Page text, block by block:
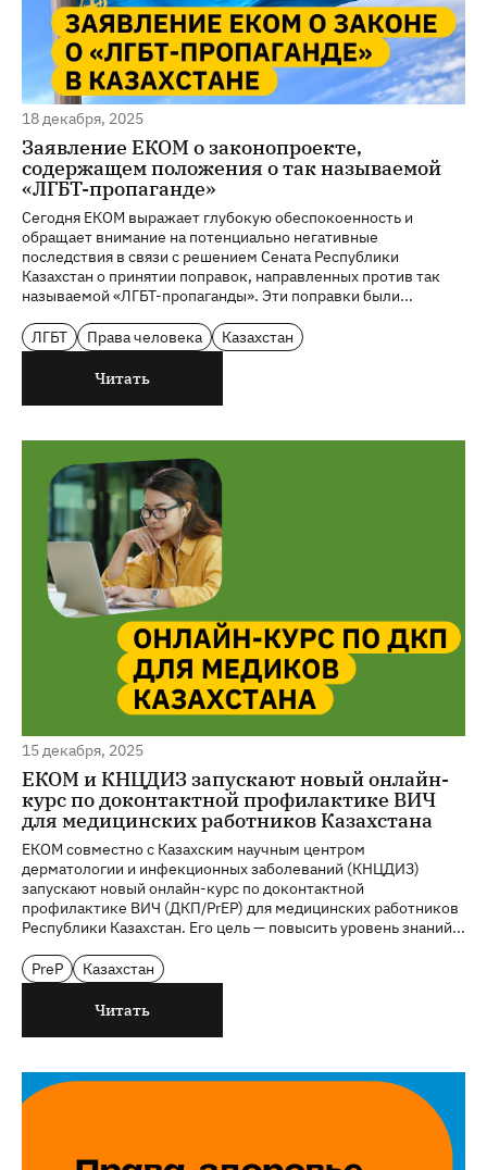
18 декабря, 2025
Заявление ЕКОМ о законопроекте,
содержащем положения о так называемой
«ЛГБТ-пропаганде»
Сегодня ЕКОМ выражает глубокую обеспокоенность и
обращает внимание на потенциально негативные
последствия в связи с решением Сената Республики
Казахстан о принятии поправок, направленных против так
называемой «ЛГБТ-пропаганды». Эти поправки были...
ЛГБТ Права человека Казахстан
Читать
15 декабря, 2025
ЕКОМ и КНЦДИЗ запускают новый онлайн-
курс по доконтактной профилактике ВИЧ
для медицинских работников Казахстана
ЕКОМ совместно с Казахским научным центром
дерматологии и инфекционных заболеваний (КНЦДИЗ)
запускают новый онлайн-курс по доконтактной
профилактике ВИЧ (ДКП/PrEP) для медицинских работников
Республики Казахстан. Его цель — повысить уровень знаний...
PreP Казахстан
Читать